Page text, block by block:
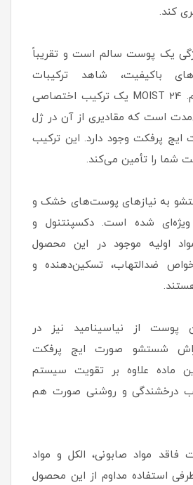
کند.
یک پوست سالم است و تقریباً
باکیفیت، شاهد ترکیبات
مرطوب‌کننده هستیم. MOIST 24 یک ترکیب اختصاصی
است که مقادیری از آن در ژل
پرفکت وجود دارد. این ترکیب
شما را تأمین می‌کند.
به نیازهای پوست‌های خشک و
شده است. دکسپنتنول و
مواد اولیه موجود در این محصول
ضدالتهاب، تسکین‌دهنده و
پوست از نیاسینامید نیز در
شستشو صورت ایج پرفکت
ماده علاوه بر تقویت سیستم
درخشندگی و روشنی صورت هم
فاقد مواد صابونی، الکل و مواد
استفاده مداوم از این محصول